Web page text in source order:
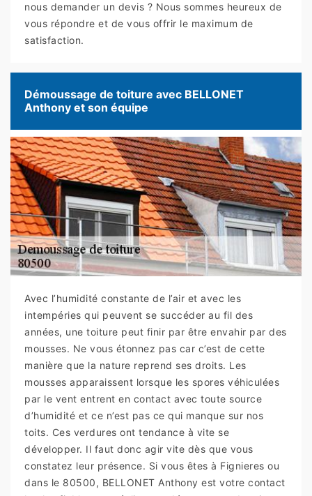
nous demander un devis ? Nous sommes heureux de
vous répondre et de vous offrir le maximum de
satisfaction.
Démoussage de toiture avec BELLONET
Anthony et son équipe
Avec l’humidité constante de l’air et avec les
intempéries qui peuvent se succéder au fil des
années, une toiture peut finir par être envahir par des
mousses. Ne vous étonnez pas car c’est de cette
manière que la nature reprend ses droits. Les
mousses apparaissent lorsque les spores véhiculées
par le vent entrent en contact avec toute source
d’humidité et ce n’est pas ce qui manque sur nos
toits. Ces verdures ont tendance à vite se
développer. Il faut donc agir vite dès que vous
constatez leur présence. Si vous êtes à Fignieres ou
dans le 80500, BELLONET Anthony est votre contact